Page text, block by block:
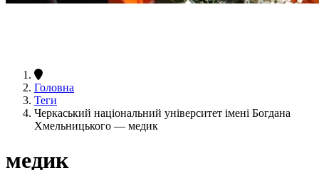
Головна
Теги
Черкаський національний університет імені Богдана
Хмельницького — медик
медик